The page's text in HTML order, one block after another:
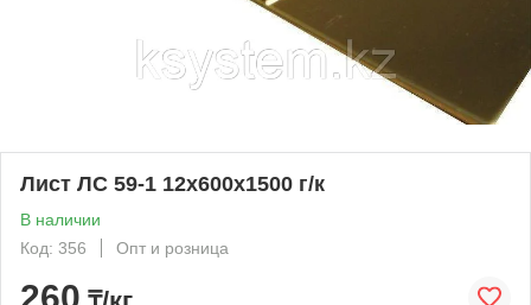
Лист ЛС 59-1 12х600х1500 г/к
В наличии
Код: 356
Опт и розница
260